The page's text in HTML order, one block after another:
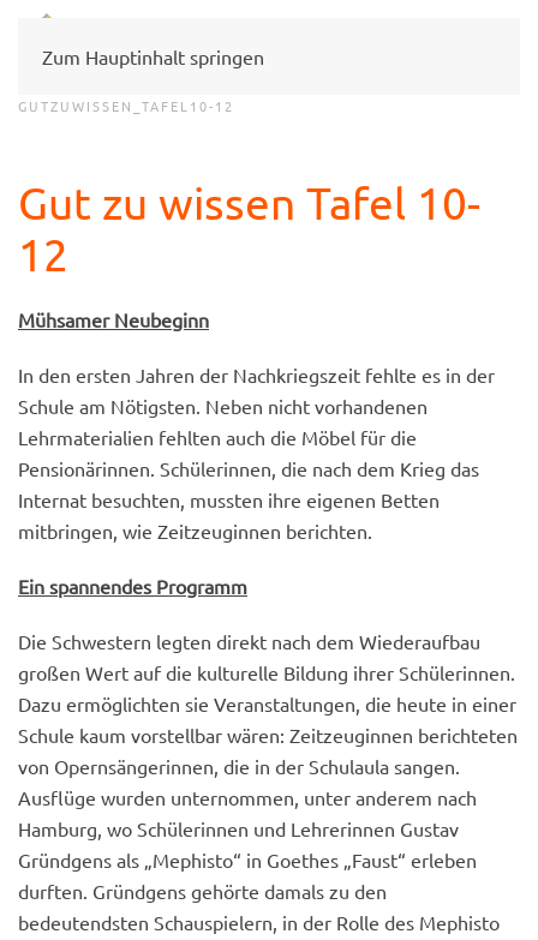
Zum Hauptinhalt springen
GUTZUWISSEN_TAFEL10-12
Gut zu wissen Tafel 10-
12
Mühsamer Neubeginn
In den ersten Jahren der Nachkriegszeit fehlte es in der
Schule am Nötigsten. Neben nicht vorhandenen
Lehrmaterialien fehlten auch die Möbel für die
Pensionärinnen. Schülerinnen, die nach dem Krieg das
Internat besuchten, mussten ihre eigenen Betten
mitbringen, wie Zeitzeuginnen berichten.
Ein spannendes Programm
Die Schwestern legten direkt nach dem Wiederaufbau
großen Wert auf die kulturelle Bildung ihrer Schülerinnen.
Dazu ermöglichten sie Veranstaltungen, die heute in einer
Schule kaum vorstellbar wären: Zeitzeuginnen berichteten
von Opernsängerinnen, die in der Schulaula sangen.
Ausflüge wurden unternommen, unter anderem nach
Hamburg, wo Schülerinnen und Lehrerinnen Gustav
Gründgens als „Mephisto“ in Goethes „Faust“ erleben
durften. Gründgens gehörte damals zu den
bedeutendsten Schauspielern, in der Rolle des Mephisto